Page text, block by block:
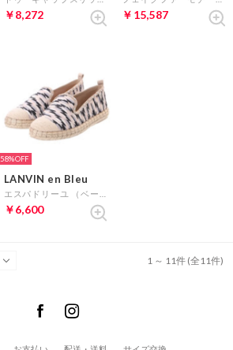
￥8,272 ￥15,587
58%
LANVIN en Bleu
￥6,600
1 ～ 11件 (全11件)